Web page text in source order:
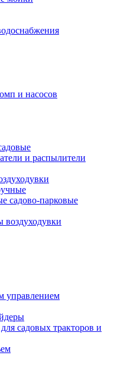
и насосов
и распылители
садово-парковые
воздуходувки
управлением
садовых тракторов и